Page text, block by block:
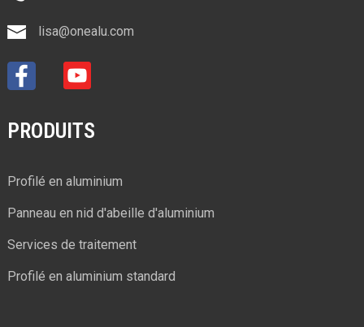
lisa@onealu.com
PRODUITS
Profilé en aluminium
Panneau en nid d'abeille d'aluminium
Services de traitement
Profilé en aluminium standard